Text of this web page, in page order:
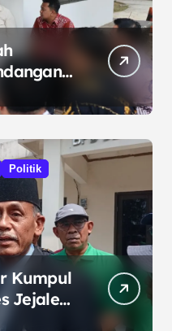
Politik
Kumpul
Jejalen
Damai